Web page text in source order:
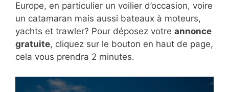
Europe, en particulier un voilier d’occasion, voire
un catamaran mais aussi bateaux à moteurs,
yachts et trawler? Pour déposez votre annonce
gratuite, cliquez sur le bouton en haut de page,
cela vous prendra 2 minutes.